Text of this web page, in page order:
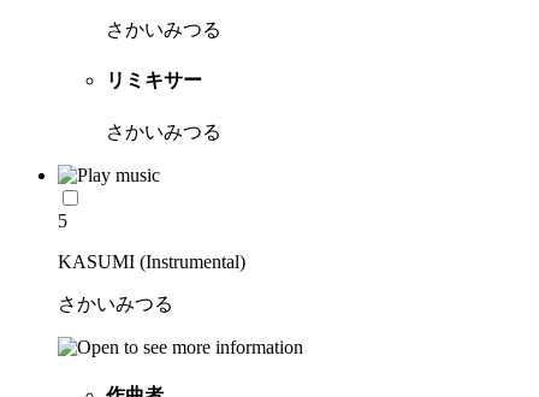
さかいみつる
リミキサー
さかいみつる
5
KASUMI (Instrumental)
さかいみつる